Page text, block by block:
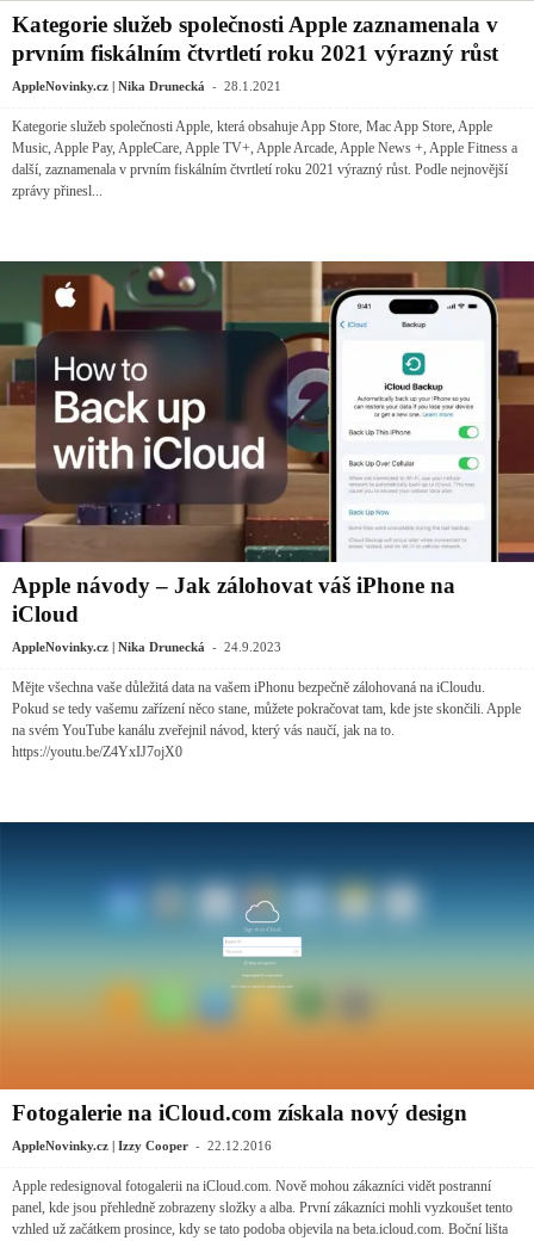
Kategorie služeb společnosti Apple zaznamenala v
prvním fiskálním čtvrtletí roku 2021 výrazný růst
AppleNovinky.cz | Nika Drunecká - 28.1.2021
Kategorie služeb společnosti Apple, která obsahuje App Store, Mac App Store, Apple
Music, Apple Pay, AppleCare, Apple TV+, Apple Arcade, Apple News +, Apple Fitness a
další, zaznamenala v prvním fiskálním čtvrtletí roku 2021 výrazný růst. Podle nejnovější
zprávy přinesl...
Apple návody – Jak zálohovat váš iPhone na
iCloud
AppleNovinky.cz | Nika Drunecká - 24.9.2023
Mějte všechna vaše důležitá data na vašem iPhonu bezpečně zálohovaná na iCloudu.
Pokud se tedy vašemu zařízení něco stane, můžete pokračovat tam, kde jste skončili. Apple
na svém YouTube kanálu zveřejnil návod, který vás naučí, jak na to.
https://youtu.be/Z4YxIJ7ojX0
Fotogalerie na iCloud.com získala nový design
AppleNovinky.cz | Izzy Cooper - 22.12.2016
Apple redesignoval fotogalerii na iCloud.com. Nově mohou zákazníci vidět postranní
panel, kde jsou přehledně zobrazeny složky a alba. První zákazníci mohli vyzkoušet tento
vzhled už začátkem prosince, kdy se tato podoba objevila na beta.icloud.com. Boční lišta